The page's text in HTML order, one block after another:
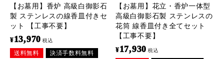
【お墓用】香炉 高級白御影石
製 ステンレスの線香皿付きセ
ット 【工事不要】
¥13,970 税込
送料無料 決済手数料無料
【お墓用】花立・香炉一体型
高級白御影石製 ステンレスの
花筒 線香皿付き全てセット
【工事不要】
¥17,930 税込